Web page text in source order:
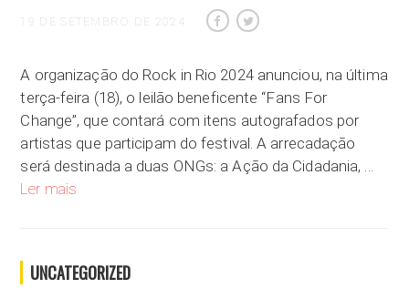
19 DE SETEMBRO DE 2024
A organização do Rock in Rio 2024 anunciou, na última
terça-feira (18), o leilão beneficente “Fans For
Change”, que contará com itens autografados por
artistas que participam do festival. A arrecadação
será destinada a duas ONGs: a Ação da Cidadania, …
Ler mais
UNCATEGORIZED